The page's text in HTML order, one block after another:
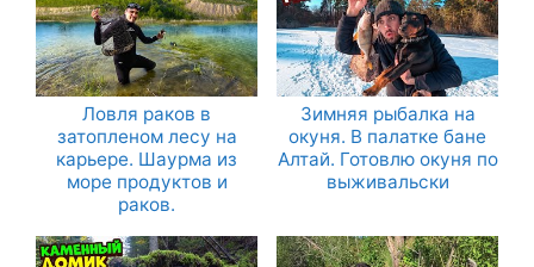
Ловля раков в
затопленом лесу на
карьере. Шаурма из
море продуктов и
раков.
Зимняя рыбалка на
окуня. В палатке бане
Алтай. Готовлю окуня по
выживальски